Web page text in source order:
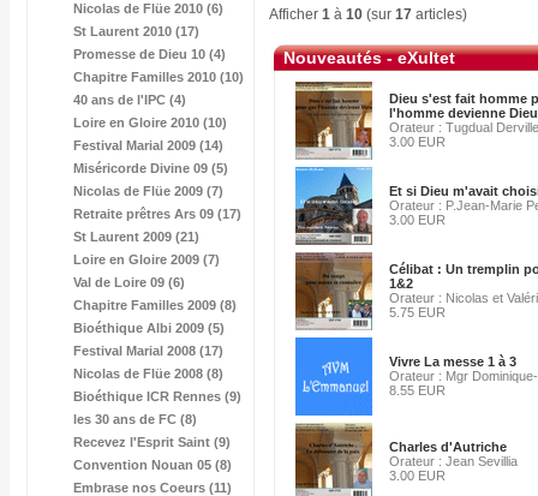
Nicolas de Flüe 2010 (6)
St Laurent 2010 (17)
Promesse de Dieu 10 (4)
Chapitre Familles 2010 (10)
40 ans de l'IPC (4)
Loire en Gloire 2010 (10)
Festival Marial 2009 (14)
Miséricorde Divine 09 (5)
Nicolas de Flüe 2009 (7)
Retraite prêtres Ars 09 (17)
St Laurent 2009 (21)
Loire en Gloire 2009 (7)
Val de Loire 09 (6)
Chapitre Familles 2009 (8)
Bioéthique Albi 2009 (5)
Festival Marial 2008 (17)
Nicolas de Flüe 2008 (8)
Bioéthique ICR Rennes (9)
les 30 ans de FC (8)
Recevez l'Esprit Saint (9)
Convention Nouan 05 (8)
Embrase nos Coeurs (11)
Afficher 1 à 10 (sur 17 articles)
Nouveautés - eXultet
Dieu s'est fait homme
l'homme devienne Dieu
Orateur : Tugdual Derville
3.00 EUR
Et si Dieu m'avait
Orateur : P.Jean-Marie
3.00 EUR
Célibat : Un tremplin
1&2
Orateur : Nicolas et
5.75 EUR
Vivre La messe 1 à 3
Orateur : Mgr
8.55 EUR
Charles d'Autriche
Orateur : Jean Sevillia
3.00 EUR